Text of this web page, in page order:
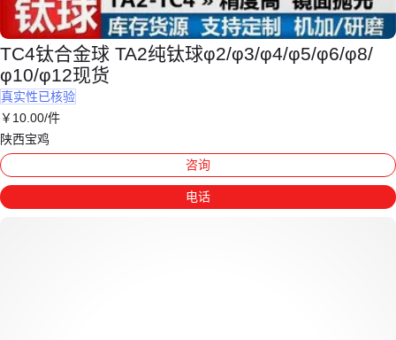
TC4钛合金球 TA2纯钛球φ2/φ3/φ4/φ5/φ6/φ8/
φ10/φ12现货
真实性已核验
￥ 10 .00/件
陕西宝鸡
咨询
电话